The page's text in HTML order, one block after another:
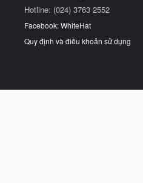
Hotline: (024) 3763 2552
Facebook: WhiteHat
Quy định và điều khoản sử dụng